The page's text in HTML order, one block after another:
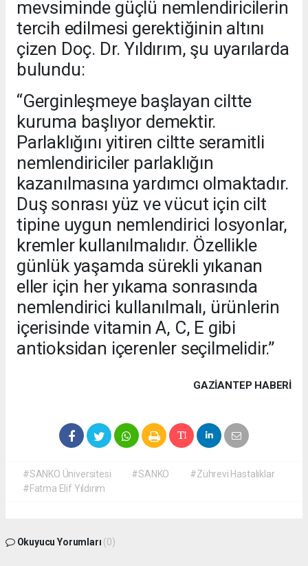
mevsiminde güçlü nemlendiricilerin
tercih edilmesi gerektiğinin altını
çizen Doç. Dr. Yıldırım, şu uyarılarda
bulundu:
“Gerginleşmeye başlayan ciltte
kuruma başlıyor demektir.
Parlaklığını yitiren ciltte seramitli
nemlendiriciler parlaklığın
kazanılmasına yardımcı olmaktadır.
Duş sonrası yüz ve vücut için cilt
tipine uygun nemlendirici losyonlar,
kremler kullanılmalıdır. Özellikle
günlük yaşamda sürekli yıkanan
eller için her yıkama sonrasında
nemlendirici kullanılmalı, ürünlerin
içerisinde vitamin A, C, E gibi
antioksidan içerenler seçilmelidir.”
GAZIANTEP HABERİ
#SANKO Üniversitesi #SANKO
#Zührevi Hastalıklar
#Fatma Elif Yıldırım
Okuyucu Yorumları (0)